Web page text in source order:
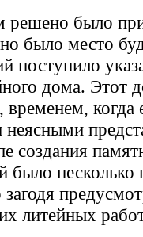
решено было
было место
поступило
дома. Этот
временем,
создания
было
литейных